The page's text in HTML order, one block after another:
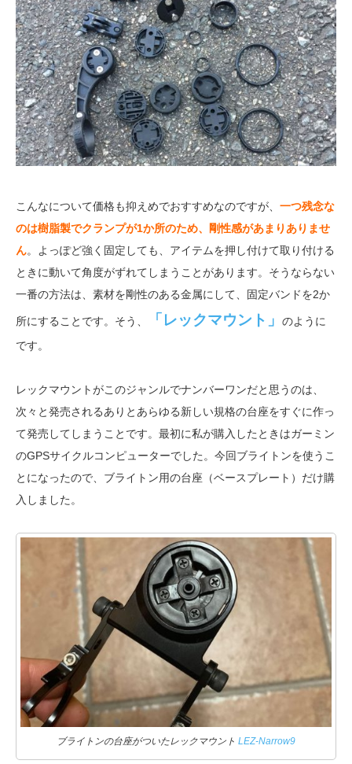
こんなについて価格も抑えめでおすすめなのですが、 一つ残念な
のは樹脂製でクランプが1か所のため、剛性感があまりありませ
ん。よっぽど強く固定しても、アイテムを押し付けて取り付ける
ときに動いて角度がずれてしまうことがあります。そうならない
一番の方法は、素材を剛性のある金属にして、固定バンドを2か
所にすることです。そう、 「レックマウント」
のように
です。
レックマウントがこのジャンルでナンバーワンだと思うのは、
次々と発売されるありとあらゆる新しい規格の台座をすぐに作っ
て発売してしまうことです。最初に私が購入したときはガーミン
のGPSサイクルコンピューターでした。今回ブライトンを使うこ
とになったので、ブライトン用の台座（ベースプレート）だけ購
入しました。
ブライトンの台座がついたレックマウント LEZ-Narrow9